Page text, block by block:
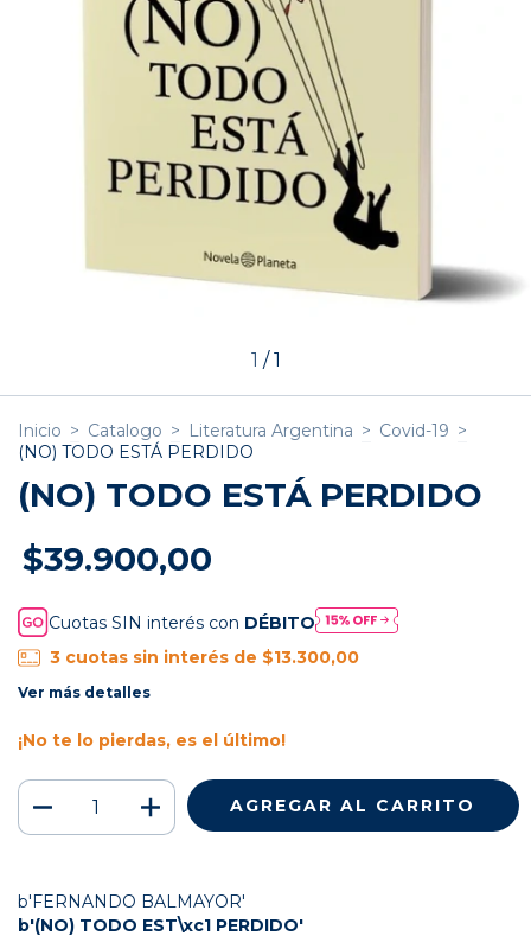
1 /1
Inicio > Catalogo > Literatura Argentina > Covid-19 >
(NO) TODO ESTÁ PERDIDO
(NO) TODO ESTÁ PERDIDO
$39.900,00
Cuotas SIN interés con DÉBITO
3 cuotas sin interés de $13.300,00
Ver más detalles
¡No te lo pierdas, es el último!
b'FERNANDO BALMAYOR'
b'(NO) TODO EST\xc1 PERDIDO'